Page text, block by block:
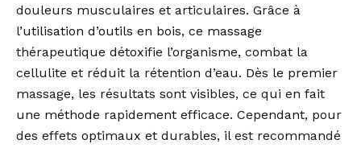
douleurs musculaires et articulaires. Grâce à
l’utilisation d’outils en bois, ce massage
thérapeutique détoxifie l’organisme, combat la
cellulite et réduit la rétention d’eau. Dès le premier
massage, les résultats sont visibles, ce qui en fait
une méthode rapidement efficace. Cependant, pour
des effets optimaux et durables, il est recommandé